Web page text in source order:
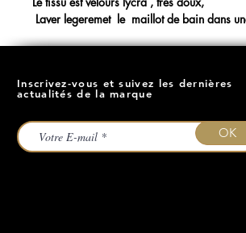
Laver legeremet le maillot de bain dans
Inscrivez-vous et suivez les dernières
actualités de la marque
OK